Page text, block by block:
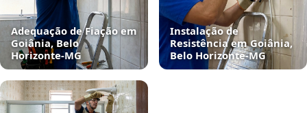
Adequação de Fiação em
Goiânia, Belo
Horizonte‑MG
Instalação de
Resistência em Goiânia,
Belo Horizonte‑MG